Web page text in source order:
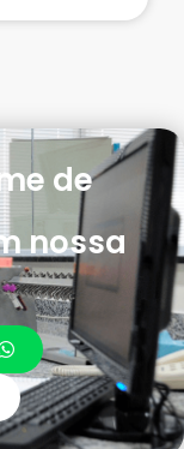
de
nossa